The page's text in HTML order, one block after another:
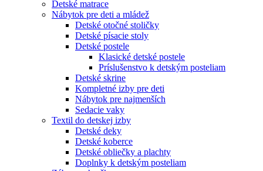
Detské matrace
Nábytok pre deti a mládež
Detské otočné stoličky
Detské písacie stoly
Detské postele
Klasické detské postele
Príslušenstvo k detským posteliam
Detské skrine
Kompletné izby pre deti
Nábytok pre najmenších
Sedacie vaky
Textil do detskej izby
Detské deky
Detské koberce
Detské obliečky a plachty
Doplnky k detským posteliam